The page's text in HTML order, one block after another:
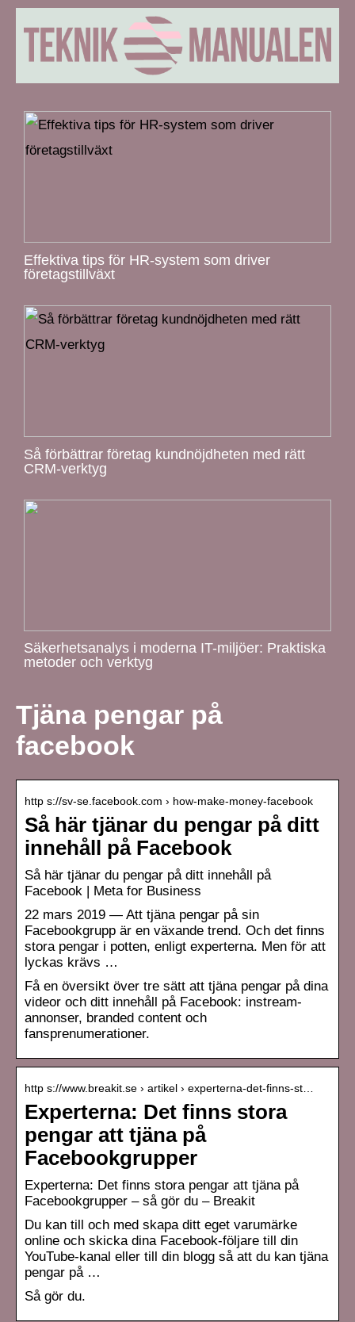
Effektiva tips för HR-system som driver
företagstillväxt
Så förbättrar företag kundnöjdheten med rätt
CRM-verktyg
Säkerhetsanalys i moderna IT-miljöer: Praktiska
metoder och verktyg
Tjäna pengar på
facebook
http s://sv-se.facebook.com › how-make-money-facebook
Så här tjänar du pengar på ditt
innehåll på Facebook
Så här tjänar du pengar på ditt innehåll på
Facebook | Meta for Business
22 mars 2019 — Att tjäna pengar på sin
Facebookgrupp är en växande trend. Och det finns
stora pengar i potten, enligt experterna. Men för att
lyckas krävs …
Få en översikt över tre sätt att tjäna pengar på dina
videor och ditt innehåll på Facebook: instream-
annonser, branded content och
fansprenumerationer.
http s://www.breakit.se › artikel › experterna-det-finns-st…
Experterna: Det finns stora
pengar att tjäna på
Facebookgrupper
Experterna: Det finns stora pengar att tjäna på
Facebookgrupper – så gör du – Breakit
Du kan till och med skapa ditt eget varumärke
online och skicka dina Facebook-följare till din
YouTube-kanal eller till din blogg så att du kan tjäna
pengar på …
Så gör du.